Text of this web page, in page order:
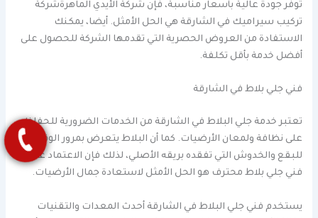
توفر جودة عالية بأسعار مناسبة، فإن شركة الأيدي الماهرةشركة
تركيب سيراميك في الشارقة هي الحل الأمثل. أيضا، يمكنك
الاستفادة من العروض الحصرية التي تقدمها الشركة للحصول على
أفضل خدمة بأقل تكلفة.
فني جلي بلاط في الشارقة
تعتبر خدمة جلي البلاط في الشارقة من الخدمات الضرورية للحفاظ
على نظافة ولمعان الأرضيات. كما أن البلاط يتعرض بمرور الوقت
للبقع والخدوش التي تفقده بريقه الأصلي، لذلك فإن الاعتماد على
فني جلي بلاط محترف هو الحل الأمثل لاستعادة جمال الأرضيات.
يستخدم فني جلي البلاط في الشارقة أحدث المعدات والتقنيات